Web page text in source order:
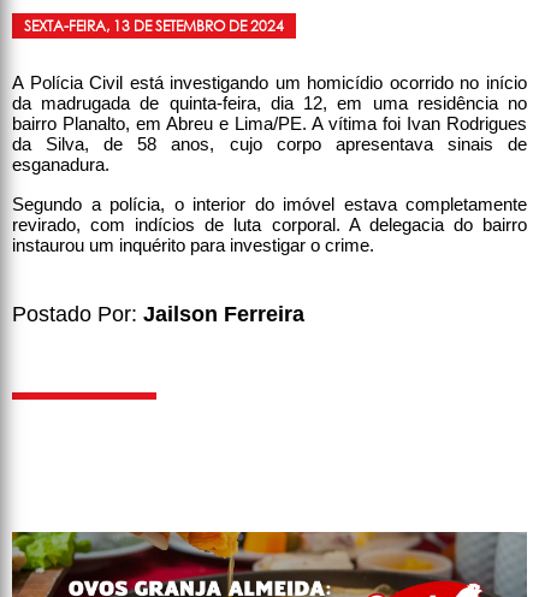
SEXTA-FEIRA, 13 DE SETEMBRO DE 2024
A Polícia Civil está investigando um homicídio ocorrido no início
da madrugada de quinta-feira, dia 12, em uma residência no
bairro Planalto, em Abreu e Lima/PE. A vítima foi Ivan Rodrigues
da Silva, de 58 anos, cujo corpo apresentava sinais de
esganadura.
Segundo a polícia, o interior do imóvel estava completamente
revirado, com indícios de luta corporal. A delegacia do bairro
instaurou um inquérito para investigar o crime.
Postado Por: Jailson Ferreira